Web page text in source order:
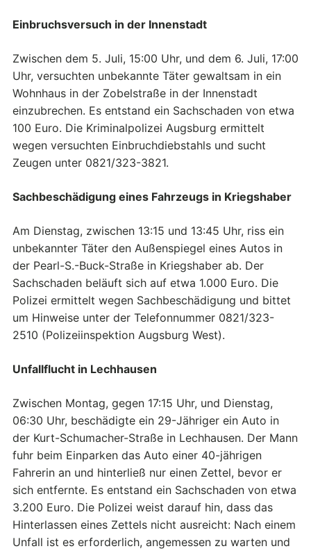
Einbruchsversuch in der Innenstadt
Zwischen dem 5. Juli, 15:00 Uhr, und dem 6. Juli, 17:00
Uhr, versuchten unbekannte Täter gewaltsam in ein
Wohnhaus in der Zobelstraße in der Innenstadt
einzubrechen. Es entstand ein Sachschaden von etwa
100 Euro. Die Kriminalpolizei Augsburg ermittelt
wegen versuchten Einbruchdiebstahls und sucht
Zeugen unter 0821/323-3821.
Sachbeschädigung eines Fahrzeugs in Kriegshaber
Am Dienstag, zwischen 13:15 und 13:45 Uhr, riss ein
unbekannter Täter den Außenspiegel eines Autos in
der Pearl-S.-Buck-Straße in Kriegshaber ab. Der
Sachschaden beläuft sich auf etwa 1.000 Euro. Die
Polizei ermittelt wegen Sachbeschädigung und bittet
um Hinweise unter der Telefonnummer 0821/323-
2510 (Polizeiinspektion Augsburg West).
Unfallflucht in Lechhausen
Zwischen Montag, gegen 17:15 Uhr, und Dienstag,
06:30 Uhr, beschädigte ein 29-Jähriger ein Auto in
der Kurt-Schumacher-Straße in Lechhausen. Der Mann
fuhr beim Einparken das Auto einer 40-jährigen
Fahrerin an und hinterließ nur einen Zettel, bevor er
sich entfernte. Es entstand ein Sachschaden von etwa
3.200 Euro. Die Polizei weist darauf hin, dass das
Hinterlassen eines Zettels nicht ausreicht: Nach einem
Unfall ist es erforderlich, angemessen zu warten und